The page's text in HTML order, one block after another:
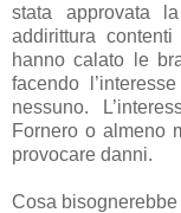
stata approvata
addirittura
hanno calato le
facendo
nessuno.
Fornero o almeno
provocare danni.
Cosa bisognerebbe